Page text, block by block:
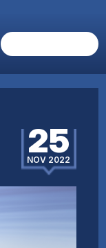
25
NOV 2022